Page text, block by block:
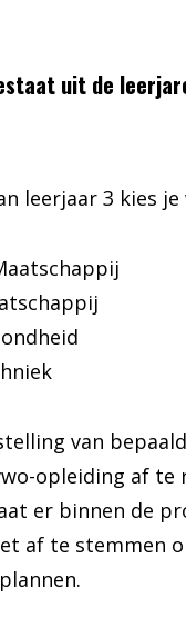
uit de
leerjaar 3 kies
van
opleiding af
er binnen de
af te stemmen